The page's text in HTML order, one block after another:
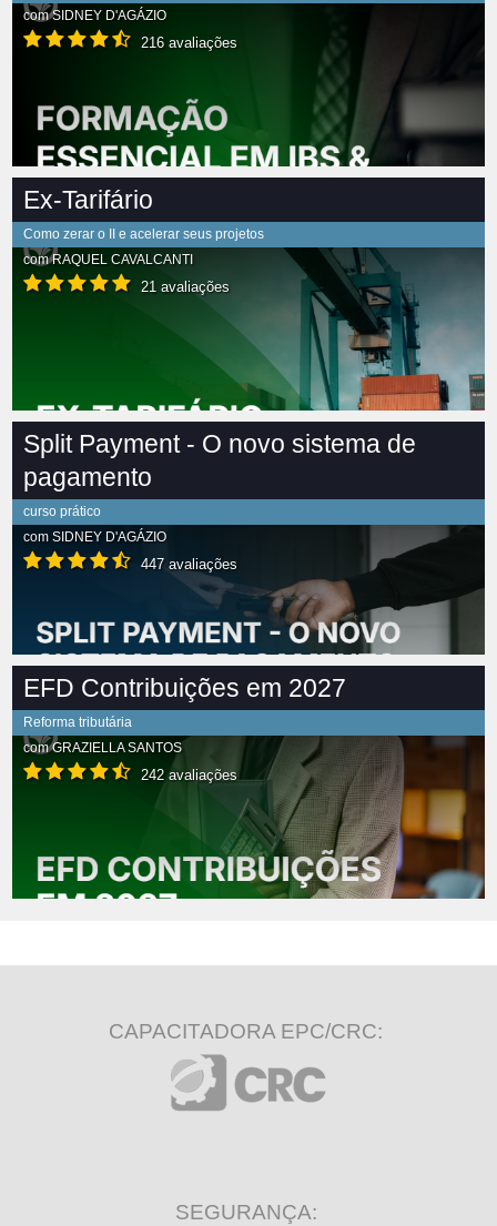
comSIDNEY D'AGÁZIO
216 avaliações
Ex-Tarifário
Como zerar o II e acelerar seus projetos
comRAQUEL CAVALCANTI
21 avaliações
Split Payment - O novo sistema de
pagamento
curso prático
com SIDNEY D'AGÁZIO
447 avaliações
EFD Contribuições em 2027
Reforma tributária
comGRAZIELLA SANTOS
242 avaliações
CAPACITADORA EPC/CRC:
SEGURANÇA: